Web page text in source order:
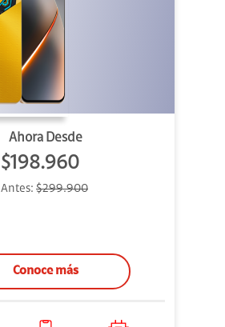
Ahora Desde
$198.960
Antes: $299.900
Conoce más